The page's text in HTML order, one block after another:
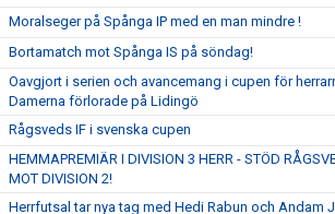
Moralseger på Spånga IP med en man mindre !
Bortamatch mot Spånga IS på söndag!
Oavgjort i serien och avancemang i cupen för
Damerna förlorade på Lidingö
Rågsveds IF i svenska cupen
HEMMAPREMIÄR I DIVISION 3 HERR - STÖD
MOT DIVISION 2!
Herrfutsal tar nya tag med Hedi Rabun och Andam